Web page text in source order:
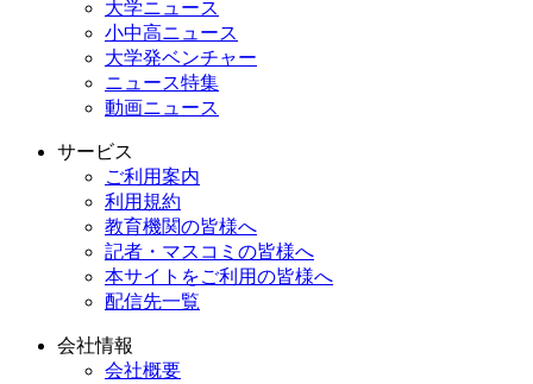
大学ニュース
小中高ニュース
大学発ベンチャー
ニュース特集
動画ニュース
サービス
ご利用案内
利用規約
教育機関の皆様へ
記者・マスコミの皆様へ
本サイトをご利用の皆様へ
配信先一覧
会社情報
会社概要